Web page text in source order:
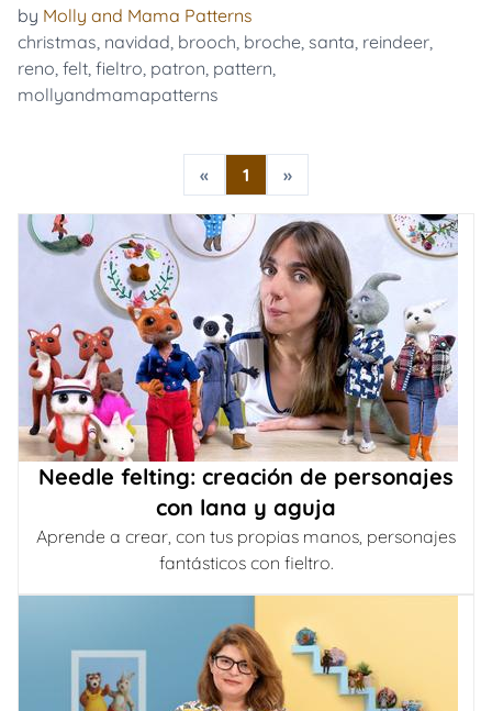
by Molly and Mama Patterns
christmas, navidad, brooch, broche, santa, reindeer,
reno, felt, fieltro, patron, pattern,
mollyandmamapatterns
« 1 »
Needle felting: creación de personajes
con lana y aguja
Aprende a crear, con tus propias manos, personajes
fantásticos con fieltro.